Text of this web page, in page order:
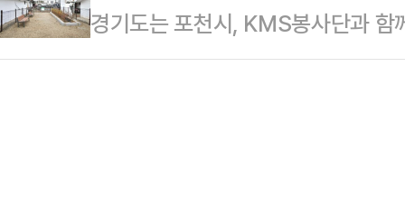
으로 빠른 시간 내에 (피해를) 복구
안으로 보인다.…
전략’ 보고서에서 트럼프 2기 행정
세·규제 완화 등을 통해 미국 중심
경기도는 포천시, KMS봉사단과 함
포천의 한 빈집을 주민들을 위한 쌈